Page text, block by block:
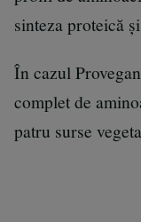
sinteza proteică
În cazul
complet de
patru surse